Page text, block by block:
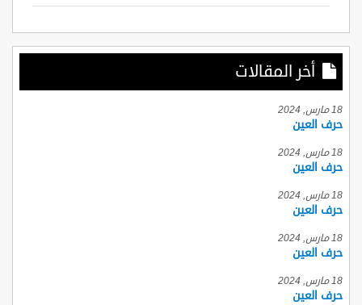
أخر المقالات
18 مارس, 2024
حرف العين
18 مارس, 2024
حرف العين
18 مارس, 2024
حرف العين
18 مارس, 2024
حرف العين
18 مارس, 2024
حرف العين